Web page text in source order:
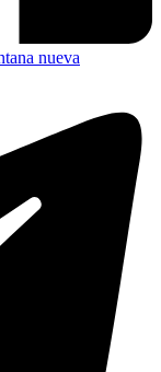
nueva